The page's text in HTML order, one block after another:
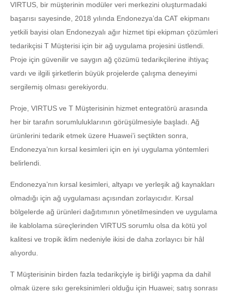
VIRTUS, bir müşterinin modüler veri merkezini oluşturmadaki
başarısı sayesinde, 2018 yılında Endonezya’da CAT ekipmanı
yetkili bayisi olan Endonezyalı ağır hizmet tipi ekipman çözümleri
tedarikçisi T Müşterisi için bir ağ uygulama projesini üstlendi.
Proje için güvenilir ve saygın ağ çözümü tedarikçilerine ihtiyaç
vardı ve ilgili şirketlerin büyük projelerde çalışma deneyimi
sergilemiş olması gerekiyordu.
Proje, VIRTUS ve T Müşterisinin hizmet entegratörü arasında
her bir tarafın sorumluluklarının görüşülmesiyle başladı. Ağ
ürünlerini tedarik etmek üzere Huawei’i seçtikten sonra,
Endonezya’nın kırsal kesimleri için en iyi uygulama yöntemleri
belirlendi.
Endonezya’nın kırsal kesimleri, altyapı ve yerleşik ağ kaynakları
olmadığı için ağ uygulaması açısından zorlayıcıdır. Kırsal
bölgelerde ağ ürünleri dağıtımının yönetilmesinden ve uygulama
ile kablolama süreçlerinden VIRTUS sorumlu olsa da kötü yol
kalitesi ve tropik iklim nedeniyle ikisi de daha zorlayıcı bir hâl
alıyordu.
T Müşterisinin birden fazla tedarikçiyle iş birliği yapma da dahil
olmak üzere sıkı gereksinimleri olduğu için Huawei; satış sonrası